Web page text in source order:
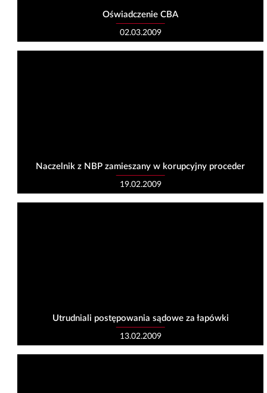
Oświadczenie CBA
02.03.2009
Naczelnik z NBP zamieszany w korupcyjny proceder
19.02.2009
Utrudniali postępowania sądowe za łapówki
13.02.2009